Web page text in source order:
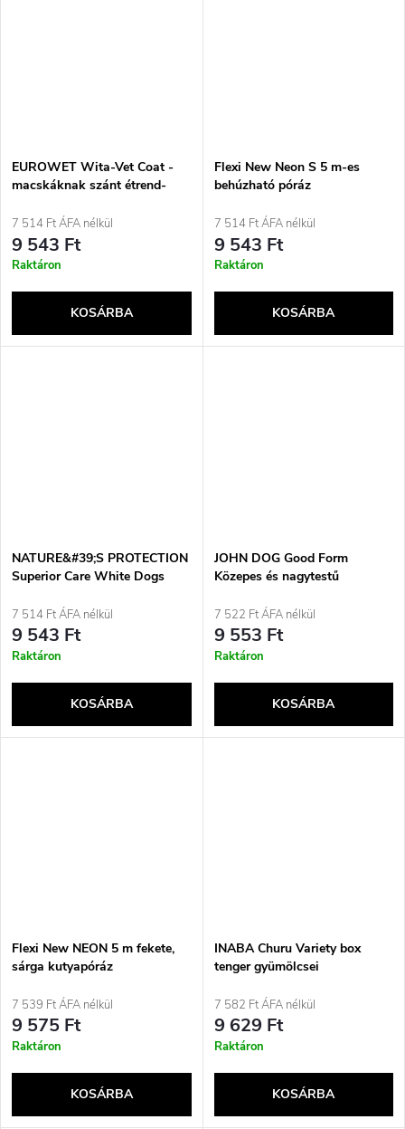
EUROWET Wita-Vet Coat -
macskáknak szánt étrend-
7 514 Ft ÁFA nélkül
9 543 Ft
Raktáron
KOSÁRBA
Flexi New Neon S 5 m-es
behúzható póráz
7 514 Ft ÁFA nélkül
9 543 Ft
Raktáron
KOSÁRBA
NATURE&#39;S PROTECTION
Superior Care White Dogs
száraz eledel kölyökkutyáknak
- 1,5 kg
7 514 Ft ÁFA nélkül
9 543 Ft
Raktáron
KOSÁRBA
JOHN DOG Good Form
Közepes és nagytestű
marhahúsos száraz kutyatáp -
3 kg
7 522 Ft ÁFA nélkül
9 553 Ft
Raktáron
KOSÁRBA
Flexi New NEON 5 m fekete,
sárga kutyapóráz
7 539 Ft ÁFA nélkül
9 575 Ft
Raktáron
KOSÁRBA
INABA Churu Variety box
tenger gyümölcsei
7 582 Ft ÁFA nélkül
9 629 Ft
Raktáron
KOSÁRBA